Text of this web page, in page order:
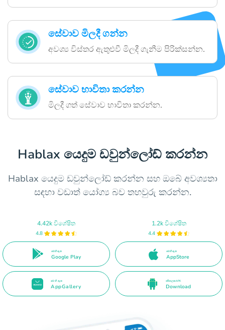
සේවාව මිලදී ගන්න
අවශ්‍ය විස්තර ඇතුළුවී මිලදී ගැනීම පිරික්සන්න.
සේවාව භාවිතා කරන්න
මිලදී ගත් සේවාව භාවිතා කරන්න.
Hablax යෙදුම ඩවුන්ලෝඩ් කරන්න
Hablax යෙදුම ඩවුන්ලෝඩ් කරන්න සහ ඔබේ අවශ්‍යතා
සඳහා වඩාත් යෝග්‍ය බව තහවුරු කරන්න.
4.42k විශේෂිත
4.8
මෙහි ඇත
Google Play
1.2k විශේෂිත
4.4
මෙහි ඇත
AppStore
මෙහි ඇත
AppGallery
පරිපාලක APK
Download